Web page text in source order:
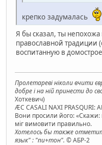
крепко задумалась
Я бы сказал, ты
православной
воспитанную в
Пролетареві ніколи вчити
добре і на ній принести до
Хоткевич)
ÆC CASALI NAXI PRASQURI:
Вони просили його: «Скажи:
міг вимовити правильно.
Хотелось бы также
язык" : "пи+тон". © АБР-2